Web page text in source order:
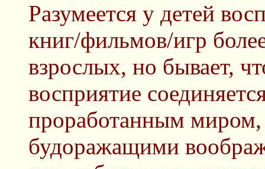
Разумеется у детей
книг/фильмов/игр
взрослых, но бывает,
восприятие
проработанным
будоражащими